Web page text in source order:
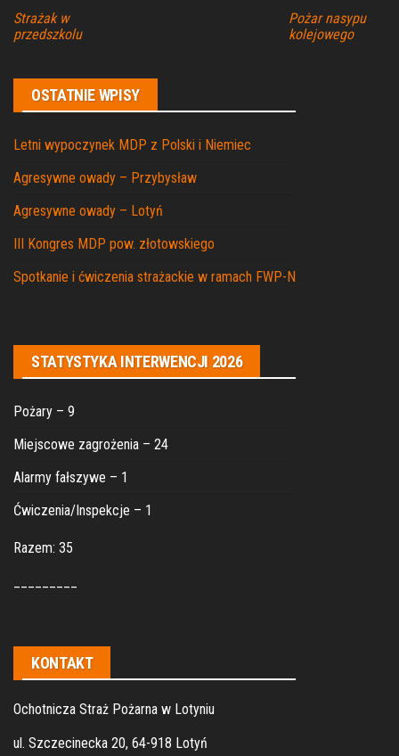
Strażak w
przedszkolu
Pożar nasypu
kolejowego
OSTATNIE WPISY
Letni wypoczynek MDP z Polski i Niemiec
Agresywne owady – Przybysław
Agresywne owady – Lotyń
III Kongres MDP pow. złotowskiego
Spotkanie i ćwiczenia strażackie w ramach FWP-N
STATYSTYKA INTERWENCJI 2026
Pożary – 9
Miejscowe zagrożenia – 24
Alarmy fałszywe – 1
Ćwiczenia/Inspekcje – 1
Razem: 35
KONTAKT
Ochotnicza Straż Pożarna w Lotyniu
ul. Szczecinecka 20, 64-918 Lotyń